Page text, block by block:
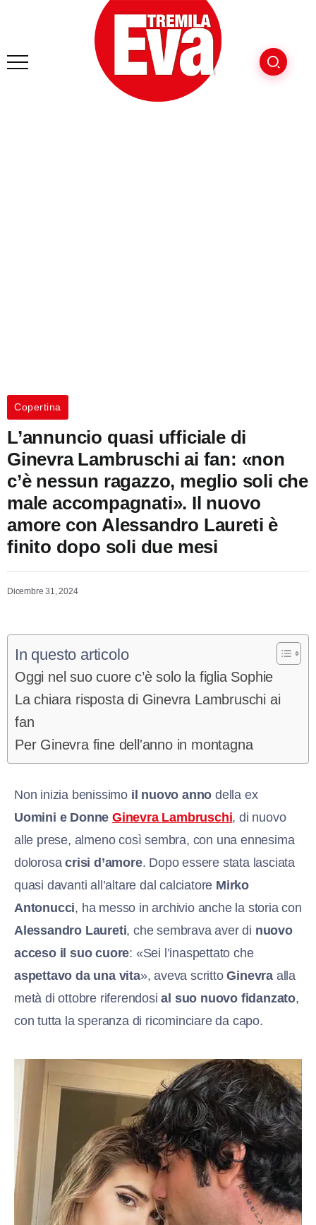
Copertina
L’annuncio quasi ufficiale di
Ginevra Lambruschi ai fan: «non
c’è nessun ragazzo, meglio soli che
male accompagnati». Il nuovo
amore con Alessandro Laureti è
finito dopo soli due mesi
Dicembre 31, 2024
In questo articolo
Oggi nel suo cuore c’è solo la figlia Sophie
La chiara risposta di Ginevra Lambruschi ai
fan
Per Ginevra fine dell'anno in montagna
Non inizia benissimo il nuovo anno della ex
Uomini e Donne Ginevra Lambruschi, di nuovo
alle prese, almeno così sembra, con una ennesima
dolorosacrisi d’amore. Dopo essere stata lasciata
quasi davanti all’altare dal calciatore Mirko
Antonucci, ha messo in archivio anche la storia con
Alessandro Laureti, che sembrava aver di nuovo
acceso il suo cuore: «Sei l’inaspettato che
aspettavo da una vita», aveva scrittoGinevra alla
metà di ottobre riferendosial suo nuovo fidanzato,
con tutta la speranza di ricominciare da capo.